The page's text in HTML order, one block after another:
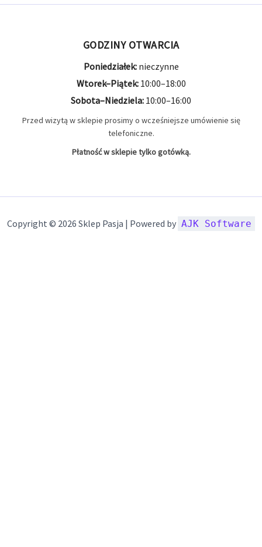
GODZINY OTWARCIA
Poniedziałek:nieczynne
Wtorek–Piątek:10:00–18:00
Sobota–Niedziela: 10:00–16:00
Przed wizytą w sklepie prosimy o wcześniejsze umówienie się
telefoniczne.
Płatność w sklepie tylko gotówką.
Copyright © 2026 Sklep Pasja | Powered by AJK Software